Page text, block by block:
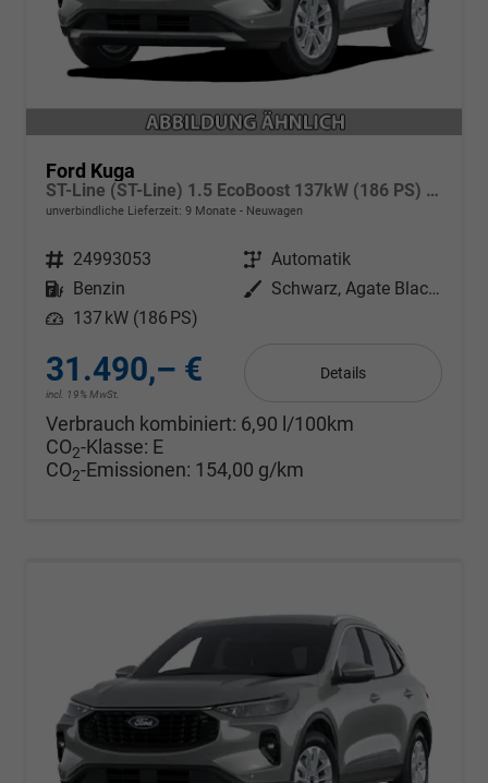
Ford Kuga
ST-Line (ST-Line) 1.5 EcoBoost 137kW (186 PS) 8-Stufen Automatik
unverbindliche Lieferzeit: 9 Monate Neuwagen
Fahrzeugnr. 24993053 Getriebe Automatik
Kraftstoff
Benzin Außenfarbe
Schwarz, Agate Black Metallic
Leistung 137 kW (186 PS)
31.490,– €
incl. 19% MwSt.
Details
Verbrauch kombiniert: 6,90 l/100km
CO2-Klasse: E
CO2-Emissionen: 154,00 g/km